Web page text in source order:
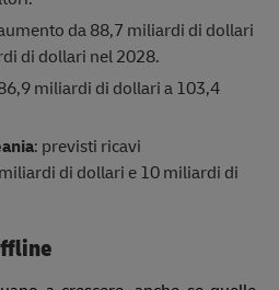
da 88,7 miliardi di dollari
di dollari nel 2028.
miliardi di dollari a 103,4
: previsti ricavi
di dollari e 10 miliardi di